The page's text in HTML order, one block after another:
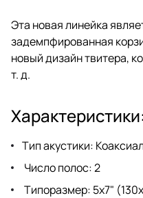
Эта новая линейка
задемпфированная
новый дизайн твитера,
т. д.
Характеристики:
Тип акустики:
Число полос: 2
Типоразмер: 5х7"